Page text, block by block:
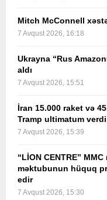
Mitch McConnell
7 Avqust 2026, 16:18
Ukrayna “Rus
aldı
7 Avqust 2026, 15:51
İran 15.000 raket və
Tramp ultimatum verdi
7 Avqust 2026, 15:39
“LİON CENTRE”
məktubunun hüquq
edir
7 Avqust 2026, 15:30